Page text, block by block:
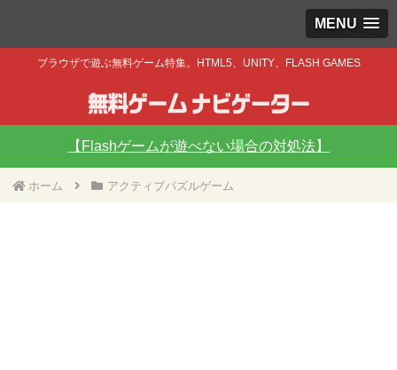
MENU
ブラウザで遊ぶ無料ゲーム特集。HTML5、UNITY、FLASH GAMES
【Flashゲームが遊べない場合の対処法】
ホーム アクティブパズルゲーム